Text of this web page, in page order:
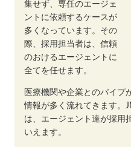
集せず、専任のエージェ
ントに依頼するケースが
多くなっています。その
際、採用担当者は、信頼
のおけるエージェントに
全てを任せます。
医療機関や企業とのパイプ
情報が多く流れてきます。
は、エージェント達が採用
いえます。